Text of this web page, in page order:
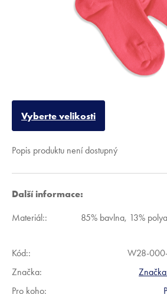
Vyberte velikosti
Popis produktu není dostupný
Další informace:
Materiál::
85% bavlna, 13%
Kód::
W28-
Značka:
Pro koho: